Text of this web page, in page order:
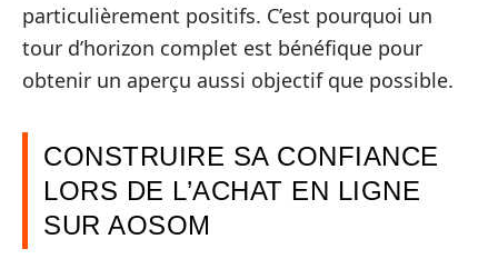
particulièrement positifs. C’est pourquoi un
tour d’horizon complet est bénéfique pour
obtenir un aperçu aussi objectif que possible.
CONSTRUIRE SA CONFIANCE
LORS DE L’ACHAT EN LIGNE
SUR AOSOM